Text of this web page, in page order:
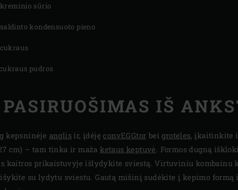
sūrio
kondensuoto pieno
pudros
PASIRUOŠIMAS IŠ
kepsninėje anglis ir, įdėję convEGGtor bei groteles, įkaitinkite
cm) – tam tinka ir mažaketaus keptuvė. Formos dugną
kaitros prikaistuvyje išlydykite sviestą. Virtuviniu kombainu
su lydytu sviestu. Gautą mišinį sudėkite į kepimo